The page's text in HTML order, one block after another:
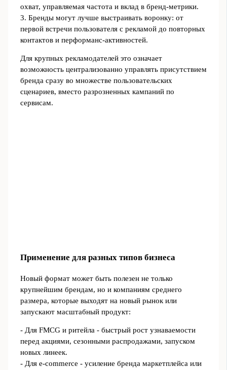
охват, управляемая частота и вклад в бренд-метрики.
3. Бренды могут лучше выстраивать воронку: от
первой встречи пользователя с рекламой до повторных
контактов и перформанс-активностей.
Для крупных рекламодателей это означает
возможность централизованно управлять присутствием
бренда сразу во множестве пользовательских
сценариев, вместо разрозненных кампаний по
сервисам.
Применение для разных типов бизнеса
Новый формат может быть полезен не только
крупнейшим брендам, но и компаниям среднего
размера, которые выходят на новый рынок или
запускают масштабный продукт:
- Для FMCG и ритейла - быстрый рост узнаваемости
перед акциями, сезонными распродажами, запуском
новых линеек.
- Для e-commerce - усиление бренда маркетплейса или